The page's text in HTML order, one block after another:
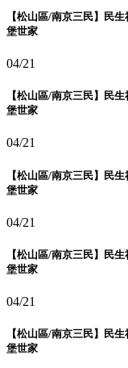
【松山區/南京三民】民
堡世家
04/21
【松山區/南京三民】民
堡世家
04/21
【松山區/南京三民】民
堡世家
04/21
【松山區/南京三民】民
堡世家
04/21
【松山區/南京三民】民
堡世家